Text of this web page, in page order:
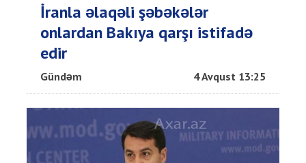
İranla əlaqəli şəbəkələr
onlardan Bakıya qarşı istifadə
edir
Gündəm 4 Avqust 13:25